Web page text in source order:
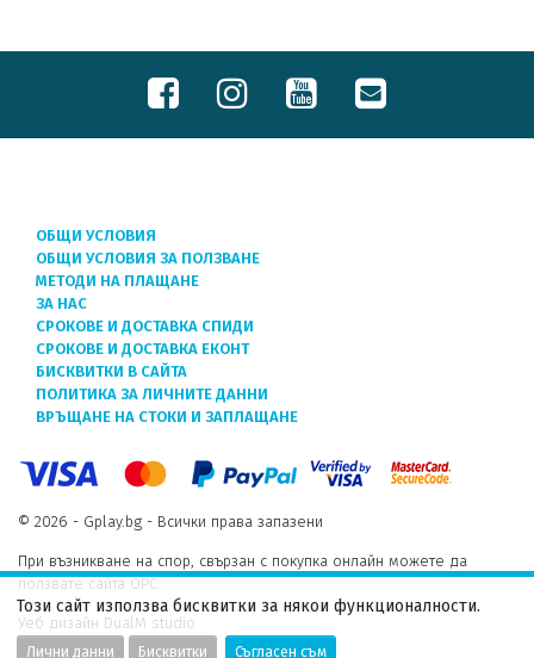
ОБЩИ УСЛОВИЯ
ОБЩИ УСЛОВИЯ ЗА ПОЛЗВАНЕ
МЕТОДИ НА ПЛАЩАНЕ
ЗА НАС
СРОКОВЕ И ДОСТАВКА СПИДИ
СРОКОВЕ И ДОСТАВКА ЕКОНТ
БИСКВИТКИ В САЙТА
ПОЛИТИКА ЗА ЛИЧНИТЕ ДАННИ
ВРЪЩАНЕ НА СТОКИ И ЗАПЛАЩАНЕ
© 2026 - Gplay.bg - Всички права запазени
При възникване на спор, свързан с покупка онлайн можете да
ползвате сайта ОРС.
Уеб дизайн DualM studio
Този сайт използва бисквитки за някои функционалности.
Лични данни Бисквитки Съгласен съм